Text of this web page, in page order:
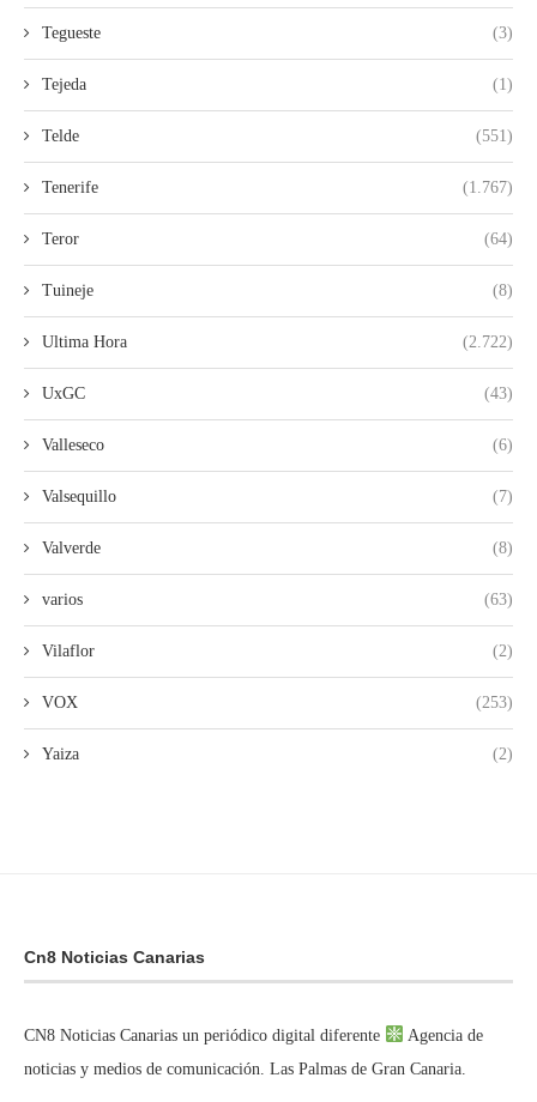
Tegueste (3)
Tejeda (1)
Telde (551)
Tenerife (1.767)
Teror (64)
Tuineje (8)
Ultima Hora (2.722)
UxGC (43)
Valleseco (6)
Valsequillo (7)
Valverde (8)
varios (63)
Vilaflor (2)
VOX (253)
Yaiza (2)
Cn8 Noticias Canarias
CN8 Noticias Canarias un periódico digital diferente
Agencia de
noticias y medios de comunicación. Las Palmas de Gran Canaria.